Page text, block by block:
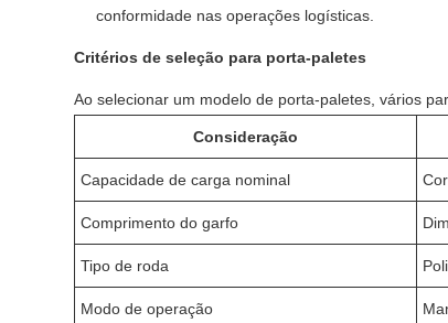
conformidade nas operações logísticas.
Critérios de seleção para porta-paletes
Ao selecionar um modelo de porta-paletes, vários
Consideração
Capacidade de carga nominal
Comprimento do garfo
Tipo de roda
Modo de operação